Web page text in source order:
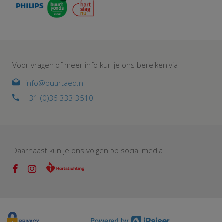
Voor vragen of meer info kun je ons bereiken via
info@buurtaed.nl
+31 (0)35 333 3510
Daarnaast kun je ons volgen op social media